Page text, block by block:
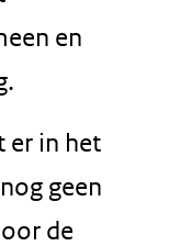
en
er in het
geen
de